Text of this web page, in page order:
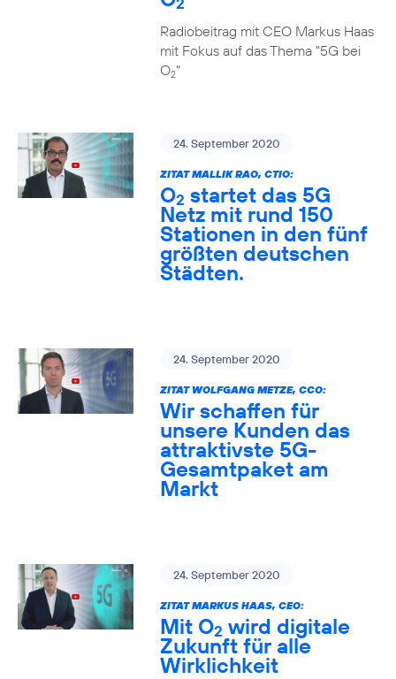
Radiobeitrag mit CEO Markus Haas
mit Fokus auf das Thema "5G bei
O2"
24. September 2020
ZITAT MALLIK RAO, CTIO:
O2 startet das 5G
Netz mit rund 150
Stationen in den fünf
größten deutschen
Städten.
24. September 2020
ZITAT WOLFGANG METZE, CCO:
Wir schaffen für
unsere Kunden das
attraktivste 5G-
Gesamtpaket am
Markt
24. September 2020
ZITAT MARKUS HAAS, CEO:
Mit O2 wird digitale
Zukunft für alle
Wirklichkeit